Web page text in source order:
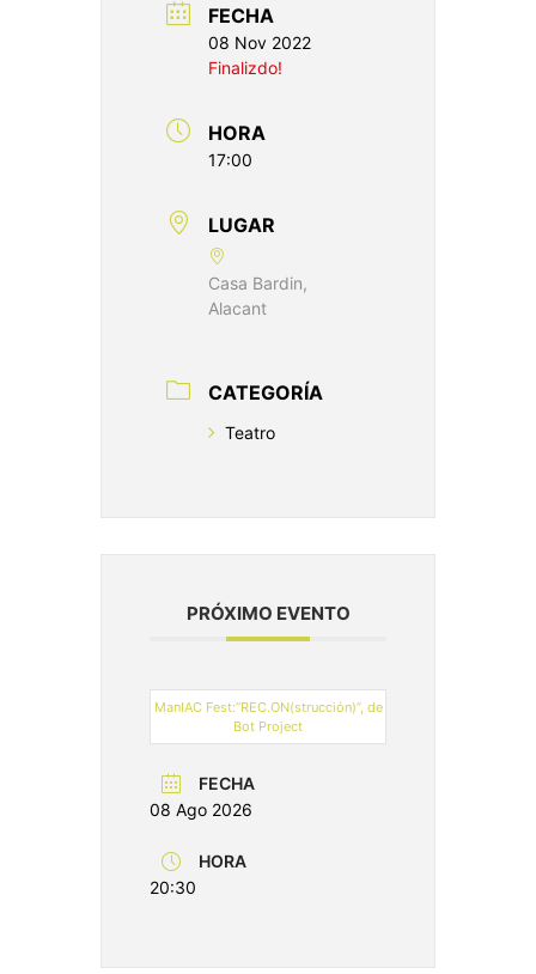
FECHA
08 Nov 2022
Finalizdo!
HORA
17:00
LUGAR
Casa Bardin,
Alacant
CATEGORÍA
Teatro
PRÓXIMO EVENTO
ManIAC Fest:“REC.ON(strucción)”, de
Bot Project
FECHA
08 Ago 2026
HORA
20:30